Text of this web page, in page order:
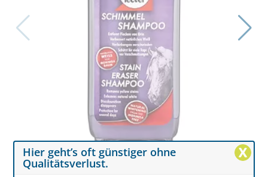
X
Hier geht’s oft günstiger ohne
Qualitätsverlust.